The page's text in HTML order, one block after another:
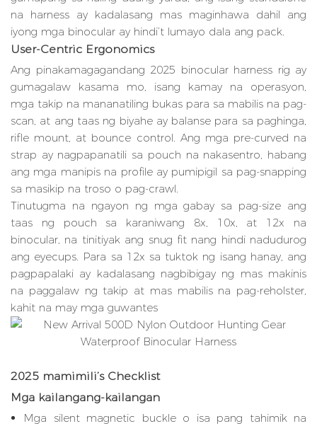
na harness ay kadalasang mas maginhawa dahil ang
iyong mga binocular ay hindi’t lumayo dala ang pack.
User-Centric Ergonomics
Ang pinakamagagandang 2025 binocular harness rig ay
gumagalaw kasama mo, isang kamay na operasyon,
mga takip na mananatiling bukas para sa mabilis na pag-
scan, at ang taas ng biyahe ay balanse para sa paghinga,
rifle mount, at bounce control. Ang mga pre-curved na
strap ay nagpapanatili sa pouch na nakasentro, habang
ang mga manipis na profile ay pumipigil sa pag-snapping
sa masikip na troso o pag-crawl.
Tinutugma na ngayon ng mga gabay sa pag-size ang
taas ng pouch sa karaniwang 8x, 10x, at 12x na
binocular, na tinitiyak ang snug fit nang hindi nadudurog
ang eyecups. Para sa 12x sa tuktok ng isang hanay, ang
pagpapalaki ay kadalasang nagbibigay ng mas makinis
na paggalaw ng takip at mas mabilis na pag-reholster,
kahit na may mga guwantes
2025 mamimili’s Checklist
Mga kailangang-kailangan
Mga silent magnetic buckle o isa pang tahimik na